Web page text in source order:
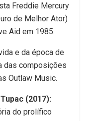
Freddie Mercury
de Melhor Ator)
Aid em 1985.
e da época de
das composições
Outlaw Music.
(2017):
do prolífico